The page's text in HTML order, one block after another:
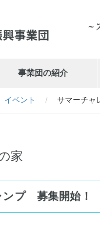
事業団の紹介
イベント / サマーチャ
家
ンプ 募集開始！